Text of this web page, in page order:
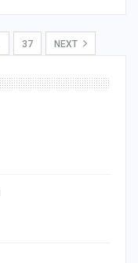
37 NEXT